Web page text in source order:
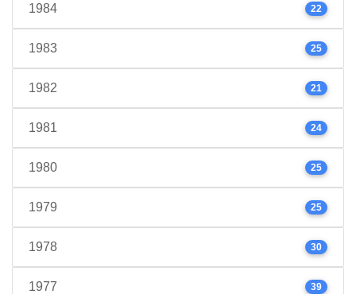
1984 22
1983 25
1982 21
1981 24
1980 25
1979 25
1978 30
1977 39